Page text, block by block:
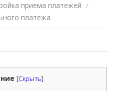
приема платежей /
платежа
[Скрыть]